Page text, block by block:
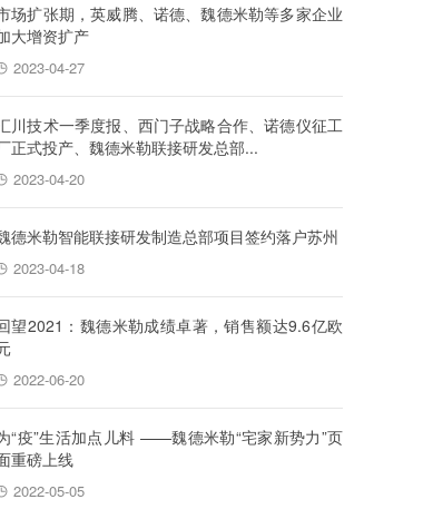
场扩张期，英威腾、诺德、魏德米勒等多家企业
大增资扩产
2023-04-27
川技术一季度报、西门子战略合作、诺德仪征工
正式投产、魏德米勒联接研发总部...
2023-04-20
德米勒智能联接研发制造总部项目签约落户苏州
2023-04-18
望2021：魏德米勒成绩卓著，销售额达9.6亿欧
2022-06-20
“疫”生活加点儿料 ——魏德米勒“宅家新势力”页
重磅上线
2022-05-05